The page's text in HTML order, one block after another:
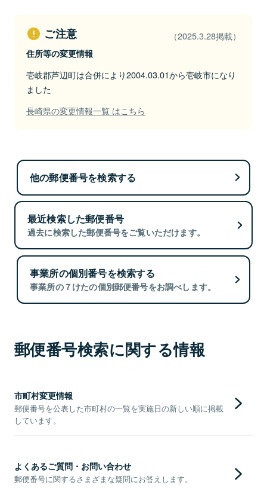
ご注意 （2025.3.28掲載）
住所等の変更情報
壱岐郡芦辺町は合併により2004.03.01から壱岐市になり
ました
長崎県の変更情報一覧 はこちら
他の郵便番号を検索する
最近検索した郵便番号
過去に検索した郵便番号をご覧いただけます。
事業所の個別番号を検索する
事業所の７けたの個別郵便番号をお調べします。
郵便番号検索に関する情報
市町村変更情報
郵便番号を公表した市町村の一覧を実施日の新しい順に掲載
しています。
よくあるご質問・お問い合わせ
郵便番号に関するさまざまな疑問にお答えします。